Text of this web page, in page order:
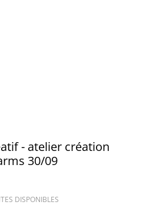
- atelier création
30/09
DISPONIBLES